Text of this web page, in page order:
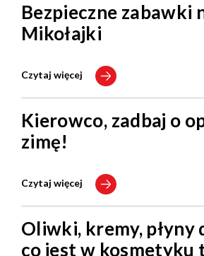
Bezpieczne zabawki
Mikołajki
Czytaj więcej
Kierowco, zadbaj o
zimę!
Czytaj więcej
Oliwki, kremy, płyny
co jest w kosmetyku